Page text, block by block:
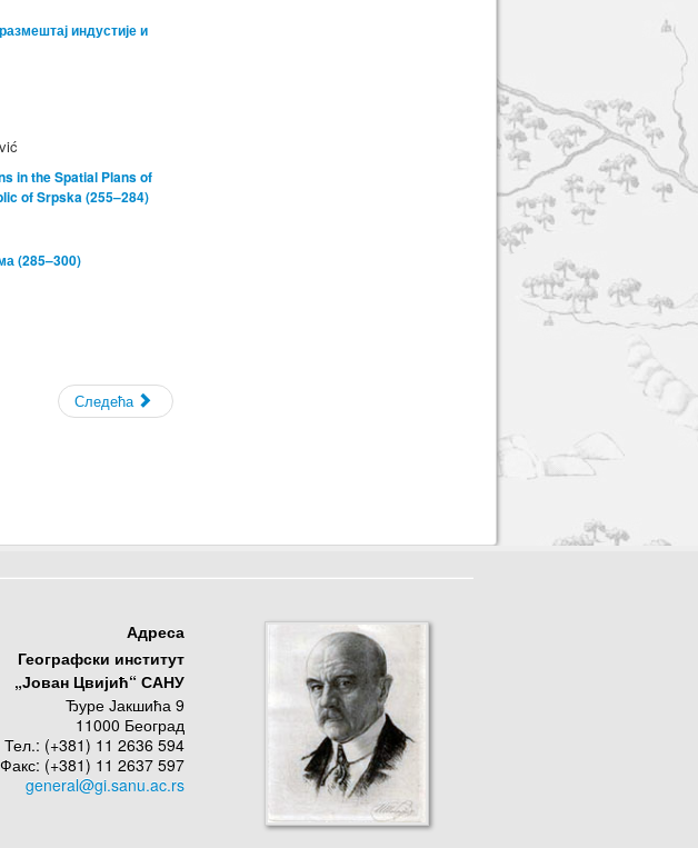
индустије и
in the Spatial Plans of
of Srpska (255–284)
(285–300)
Следећа
Адреса
Географски институт
„Јован Цвијић“ САНУ
Ђуре Јакшића 9
11000 Београд
Тел.: (+381) 11 2636 594
Факс: (+381) 11 2637 597